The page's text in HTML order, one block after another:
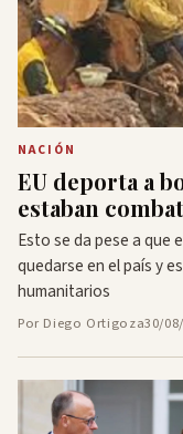
NACIÓN
EU deporta a
estaban
Esto se da pese a
quedarse en el país y
humanitarios
Por Diego Ortigoza30/